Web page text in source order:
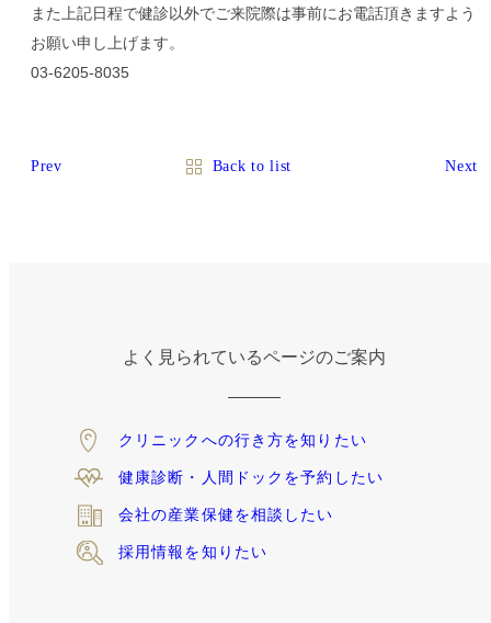
また上記日程で健診以外でご来院際は事前にお電話頂きますよう
お願い申し上げます。
03-6205-8035
Prev Back to list Next
よく見られているページのご案内
クリニックへの行き方を知りたい
健康診断・人間ドックを予約したい
会社の産業保健を相談したい
採用情報を知りたい